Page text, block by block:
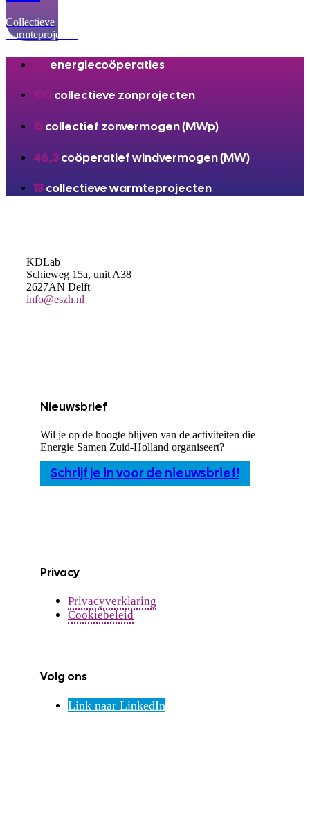
Collectieve
warmteprojecten
energiecoöperaties
100collectieve zonprojecten
15collectief zonvermogen (MWp)
46,3coöperatief windvermogen (MW)
13collectieve warmteprojecten
KDLab
Schieweg 15a, unit A38
2627AN Delft
info@eszh.nl
Nieuwsbrief
Wil je op de hoogte blijven van de activiteiten die
Energie Samen Zuid-Holland organiseert?
Schrijf je in voor de nieuwsbrief!
Privacy
Privacyverklaring
Cookiebeleid
Volg ons
Link naar LinkedIn